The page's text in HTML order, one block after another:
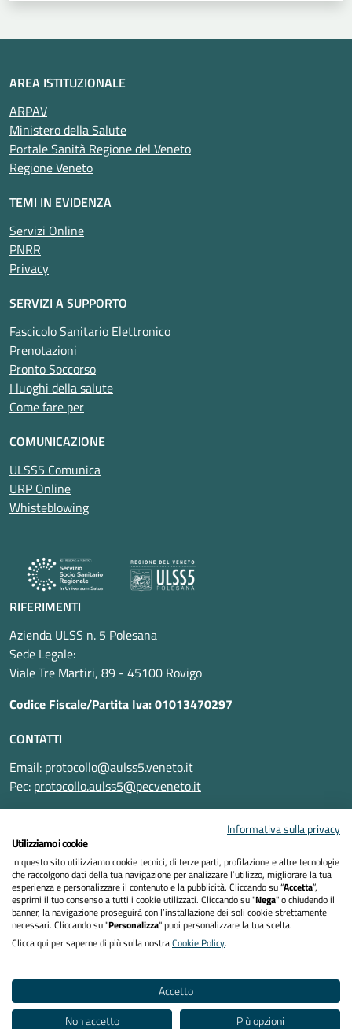
AREA ISTITUZIONALE
ARPAV
Ministero della Salute
Portale Sanità Regione del Veneto
Regione Veneto
TEMI IN EVIDENZA
Servizi Online
PNRR
Privacy
SERVIZI A SUPPORTO
Fascicolo Sanitario Elettronico
Prenotazioni
Pronto Soccorso
I luoghi della salute
Come fare per
COMUNICAZIONE
ULSS5 Comunica
URP Online
Whisteblowing
RIFERIMENTI
Azienda ULSS n. 5 Polesana
Sede Legale:
Viale Tre Martiri, 89 - 45100 Rovigo
Codice Fiscale/Partita Iva: 01013470297
CONTATTI
Email: protocollo@aulss5.veneto.it
Pec: protocollo.aulss5@pecveneto.it
Informativa privacy
Dichiarazione di accessibilità
Informativa sulla privacy
Utilizziamo i cookie
In questo sito utilizziamo cookie tecnici, di terze parti, profilazione e altre tecnologie
che raccolgono dati della tua navigazione per analizzare l’utilizzo, migliorare la tua
esperienza e personalizzare il contenuto e la pubblicità. Cliccando su “Accetta”,
esprimi il tuo consenso a tutti i cookie utilizzati. Cliccando su "Nega" o chiudendo il
banner, la navigazione proseguirà con l’installazione dei soli cookie strettamente
necessari. Cliccando su "Personalizza" puoi personalizzare la tua scelta.
Clicca qui per saperne di più sulla nostraCookie Policy.
Accetto
Non accetto
Più opzioni